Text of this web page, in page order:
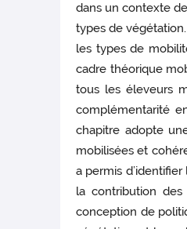
dans un contexte
types de
les types de
cadre théorique
tous les éleveurs
complémentarité
chapitre adopte
mobilisées et
a permis
la contribution
conception de